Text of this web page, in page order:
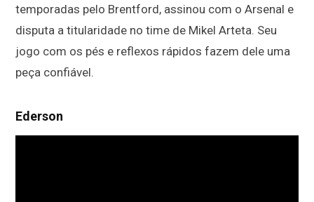
temporadas pelo Brentford, assinou com o Arsenal e
disputa a titularidade no time de Mikel Arteta. Seu
jogo com os pés e reflexos rápidos fazem dele uma
peça confiável.
Ederson